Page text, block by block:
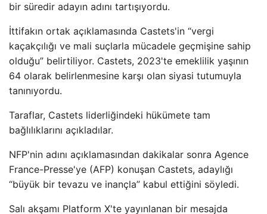
bir süredir adayın adını tartışıyordu.
İttifakın ortak açıklamasında Castets'in “vergi
kaçakçılığı ve mali suçlarla mücadele geçmişine sahip
olduğu” belirtiliyor. Castets, 2023'te emeklilik yaşının
64 olarak belirlenmesine karşı olan siyasi tutumuyla
tanınıyordu.
Taraflar, Castets liderliğindeki hükümete tam
bağlılıklarını açıkladılar.
NFP'nin adını açıklamasından dakikalar sonra Agence
France-Presse'ye (AFP) konuşan Castets, adaylığı
“büyük bir tevazu ve inançla” kabul ettiğini söyledi.
Salı akşamı Platform X'te yayınlanan bir mesajda